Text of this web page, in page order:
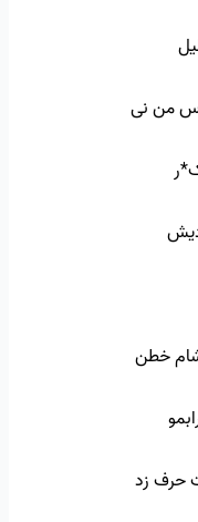
من نی
خطن
حرف زد